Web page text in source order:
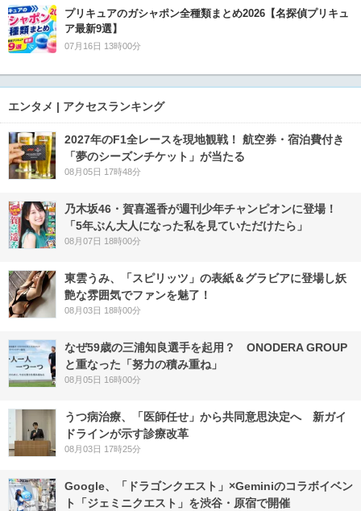
プリキュアのガシャポン全種類まとめ2026【名探偵プリキュ
ア最新9選】
07月16日 13時00分
エンタメ | アクセスランキング
2027年のF1全レースを現地観戦！ 航空券・宿泊費付き
「夢のシーズンチケット」が当たる
08月05日 17時48分
乃木坂46・賀喜遥香が週刊少年チャンピオンに登場！
「5年ぶん大人になった私を見ていただけたら」
08月07日 18時00分
東雲うみ、「スピリッツ」の表紙＆グラビアに登場し妖
艶な雰囲気でファンを魅了！
08月03日 18時00分
なぜ59歳の三浦知良選手を起用？ ONODERA GROUP
と重なった「努力の積み重ね」
08月05日 16時00分
うつ病治療、「医師任せ」から共同意思決定へ 新ガイ
ドラインが示す診療改革
08月03日 17時25分
Google、「ドラゴンクエスト」×Geminiのコラボイベン
ト「ジェミニクエスト」を渋谷・原宿で開催